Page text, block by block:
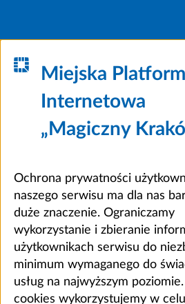
Miejska
Internetowa
„Magiczny
Ochrona prywatności
naszego serwisu ma dla nas
duże znaczenie. Ograniczamy
wykorzystanie i zbieranie
użytkownikach serwisu do
minimum wymaganego do
usług na najwyższym
cookies wykorzystujemy w celu